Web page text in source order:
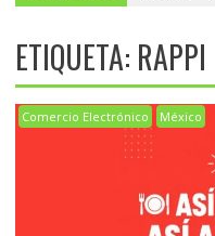
ETIQUETA: RAPPI
Comercio Electrónico México